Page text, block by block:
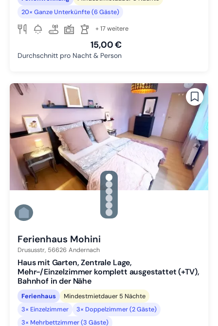
20× Ganze Unterkünfte (6 Gäste)
+ 17 weitere
15,00 €
Durchschnitt pro Nacht & Person
gallery.slide_selector
Zu Slide 1 wechseln
Zu Slide 2 wechseln
Zu Slide 3 wechseln
Zu Slide 4 wechseln
Zu Slide 5 wechseln
Zu Slide 6 wechseln
Ferienhaus Mohini
Drususstr, 56626 Andernach
Haus mit Garten, Zentrale Lage,
Mehr-/Einzelzimmer komplett ausgestattet (+TV),
Bahnhof in der Nähe
Ferienhaus
Mindestmietdauer 5 Nächte
3× Einzelzimmer
3× Doppelzimmer (2 Gäste)
3× Mehrbettzimmer (3 Gäste)